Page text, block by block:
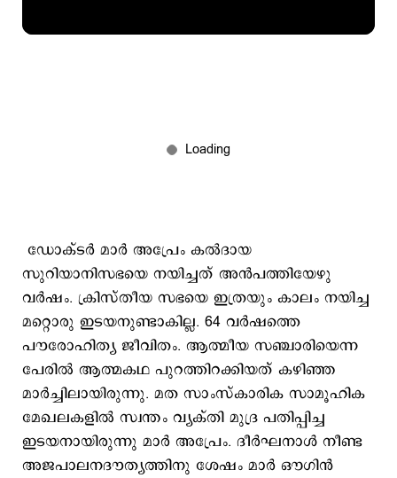
ഡോക്ടര്‍ മാര്‍ അപ്രേം കല്‍ദായ
സുറിയാനിസഭയെ നയിച്ചത് അന്‍പത്തിയേഴു
വര്‍ഷം. ക്രിസ്തീയ സഭയെ ഇത്രയും കാലം നയിച്ച
മറ്റൊരു ഇടയനുണ്ടാകില്ല. 64 വര്‍ഷത്തെ
പൗരോഹിത്യ ജീവിതം. ആത്മീയ സഞ്ചാരിയെന്ന
പേരില്‍ ആത്മകഥ പുറത്തിറക്കിയത് കഴിഞ്ഞ
മാര്‍ച്ചിലായിരുന്നു. മത സാംസ്കാരിക സാമൂഹിക
മേഖലകളിൽ സ്വന്തം വ്യക്തി മുദ്ര പതിപ്പിച്ച
ഇടയനായിരുന്നു മാര്‍ അപ്രേം. ദീര്‍ഘനാള്‍ നീണ്ട
അജപാലനദൗത്യത്തിനു ശേഷം മാര്‍ ഔഗിന്‍